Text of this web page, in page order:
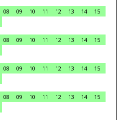
08 09 10 11 12 13 14
15
08 09 10 11 12 13 14
15
08 09 10 11 12 13 14
15
08 09 10 11 12 13 14
15